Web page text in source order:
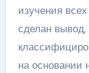
изучения
сделан
на основании